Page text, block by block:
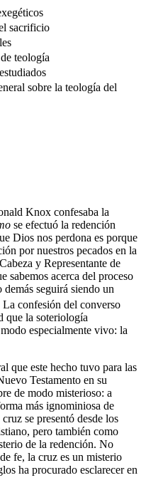
sacrificio
teología
sobre la teología del
Knox confesaba la
se efectuó la redención
Dios nos perdona es porque
por nuestros pecados en la
y Representante de
sabemos acerca del proceso
seguirá siendo un
La confesión del converso
que la soteriología
especialmente vivo: la
que este hecho tuvo para las
Testamento en su
de modo misterioso: a
más ignominiosa de
se presentó desde los
pero también como
de la redención. No
fe, la cruz es un misterio
ha procurado esclarecer en